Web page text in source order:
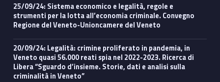
25/09/24: Sistema economico e legalità, regole e
strumenti per la lotta all’economia criminale. Convegno
Regione del Veneto-Unioncamere del Veneto
20/09/24: Legalità: crimine proliferato in pandemia, in
Veneto quasi 56.000 reati spia nel 2022-2023. Ricerca di
Libera “Sguardo d’insieme. Storie, dati e analisi sulla
criminalità in Veneto”